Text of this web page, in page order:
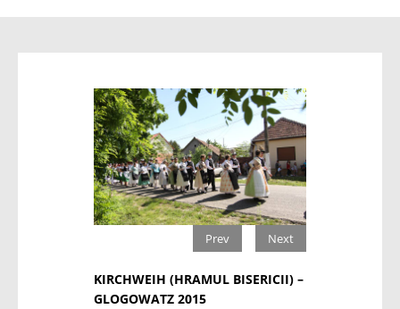
Prev Next
KIRCHWEIH (HRAMUL BISERICII) –
GLOGOWATZ 2015